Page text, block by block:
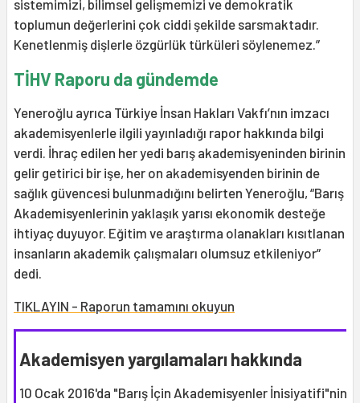
sistemimizi, bilimsel gelişmemizi ve demokratik
toplumun değerlerini çok ciddi şekilde sarsmaktadır.
Kenetlenmiş dişlerle özgürlük türküleri söylenemez.”
TİHV Raporu da gündemde
Yeneroğlu ayrıca Türkiye İnsan Hakları Vakfı’nın imzacı
akademisyenlerle ilgili yayınladığı rapor hakkında bilgi
verdi. İhraç edilen her yedi barış akademisyeninden birinin
gelir getirici bir işe, her on akademisyenden birinin de
sağlık güvencesi bulunmadığını belirten Yeneroğlu, “Barış
Akademisyenlerinin yaklaşık yarısı ekonomik desteğe
ihtiyaç duyuyor. Eğitim ve araştırma olanakları kısıtlanan
insanların akademik çalışmaları olumsuz etkileniyor”
dedi.
TIKLAYIN - Raporun tamamını okuyun
Akademisyen yargılamaları hakkında
10 Ocak 2016'da "Barış İçin Akademisyenler İnisiyatifi"nin